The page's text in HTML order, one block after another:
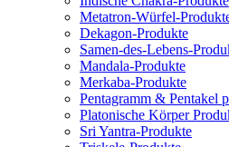
Metatron-Würfel-
Dekagon-Produkte
Samen-des-Lebens-
Mandala-Produkte
Merkaba-Produkte
Pentagramm & Pentakel
Platonische Körper
Sri Yantra-Produkte